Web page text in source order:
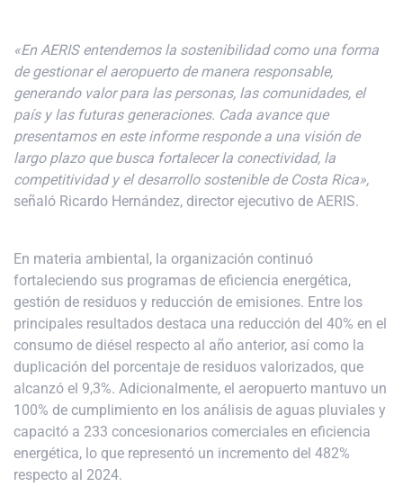
«En AERIS entendemos la sostenibilidad como una forma
de gestionar el aeropuerto de manera responsable,
generando valor para las personas, las comunidades, el
país y las futuras generaciones. Cada avance que
presentamos en este informe responde a una visión de
largo plazo que busca fortalecer la conectividad, la
competitividad y el desarrollo sostenible de Costa Rica»,
señaló Ricardo Hernández, director ejecutivo de AERIS.
En materia ambiental, la organización continuó
fortaleciendo sus programas de eficiencia energética,
gestión de residuos y reducción de emisiones. Entre los
principales resultados destaca una reducción del 40% en el
consumo de diésel respecto al año anterior, así como la
duplicación del porcentaje de residuos valorizados, que
alcanzó el 9,3%. Adicionalmente, el aeropuerto mantuvo un
100% de cumplimiento en los análisis de aguas pluviales y
capacitó a 233 concesionarios comerciales en eficiencia
energética, lo que representó un incremento del 482%
respecto al 2024.